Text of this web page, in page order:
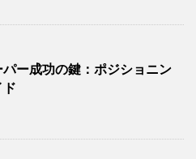
パー成功の鍵：ポジショニン
ド